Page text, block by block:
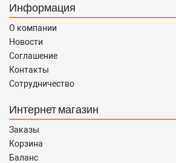
Информация
О компании
Новости
Соглашение
Контакты
Сотрудничество
Интернет магазин
Заказы
Корзина
Баланс